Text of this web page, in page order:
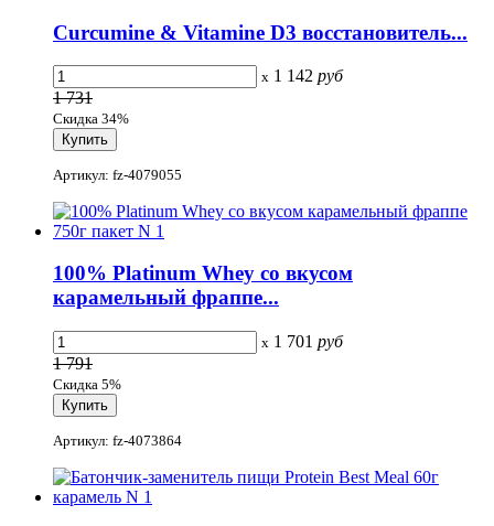
Curcumine & Vitamine D3 восстановитель...
x 1 142 руб
1 731
Скидка 34%
Артикул: fz-4079055
100% Platinum Whey со вкусом
карамельный фраппе...
x 1 701 руб
1 791
Скидка 5%
Артикул: fz-4073864